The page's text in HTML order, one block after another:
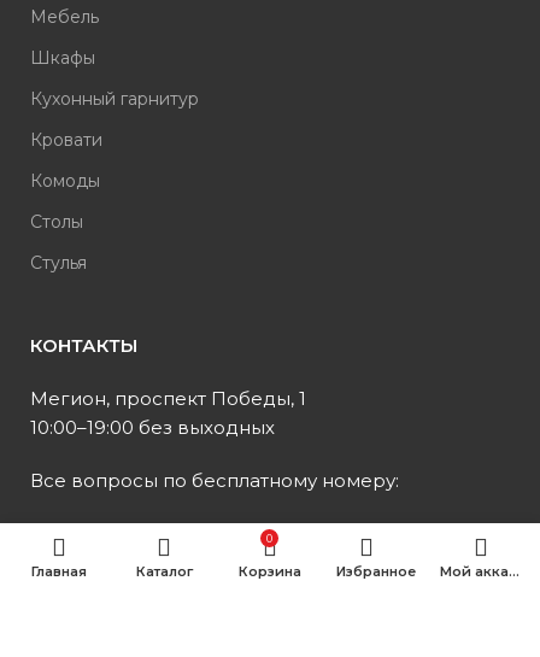
Мебель
Шкафы
Кухонный гарнитур
Кровати
Комоды
Столы
Стулья
КОНТАКТЫ
Мегион, проспект Победы, 1
10:00–19:00 без выходных
Все вопросы по бесплатному номеру:
+7 (982) 229-24-65
Главная Каталог
0
Корзина Избранное Мой аккаунт